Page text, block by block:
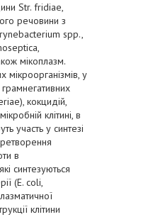
Str. fridiae,
речовини з
spp.,
мікоплазм.
у
кокцидій,
клітині, в
участь у синтезі
в
синтезуються
(E. coli,
клітини